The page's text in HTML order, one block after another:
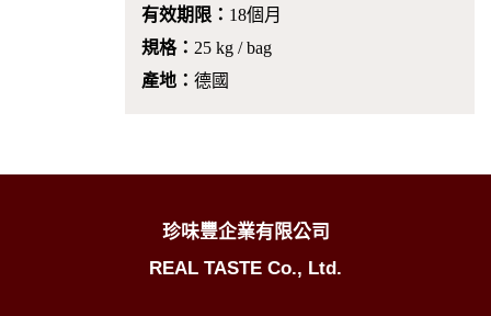
有效期限： 18個月
規格： 25 kg / bag
產地： 德國
珍味豐企業有限公司
REAL TASTE Co., Ltd.